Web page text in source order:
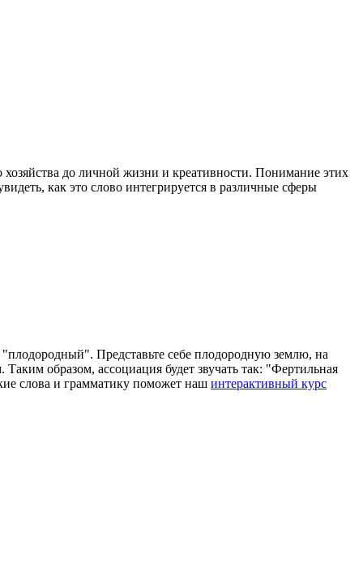
хозяйства до личной жизни и креативности. Понимание этих
как это слово интегрируется в различные сферы
Представьте себе плодородную землю, на
образом, ассоциация будет звучать так: "Фертильная
слова и грамматику поможет наш интерактивный курс